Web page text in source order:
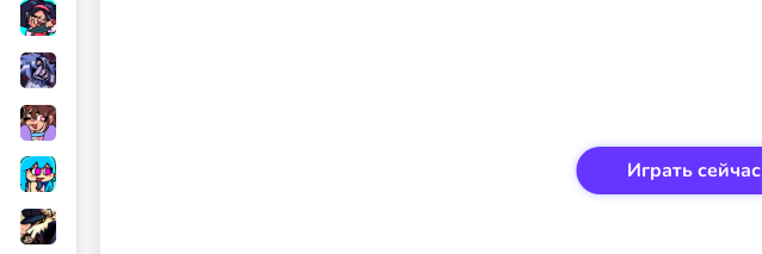
Играть сейчас